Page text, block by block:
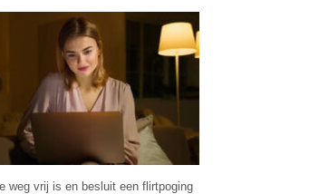
weg vrij is en besluit een flirtpoging